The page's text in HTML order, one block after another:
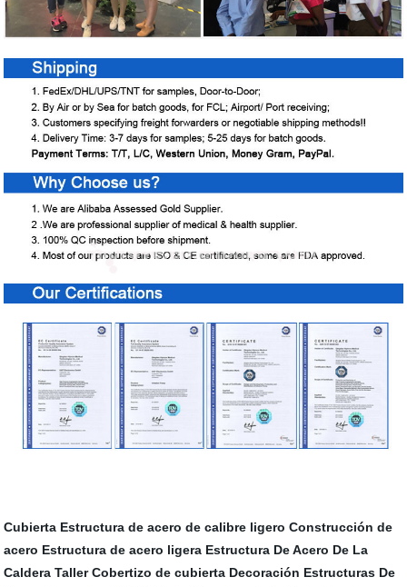
Cubierta Estructura de acero de calibre ligero Construcción de
acero Estructura de acero ligera Estructura De Acero De La
Caldera Taller Cobertizo de cubierta Decoración Estructuras De